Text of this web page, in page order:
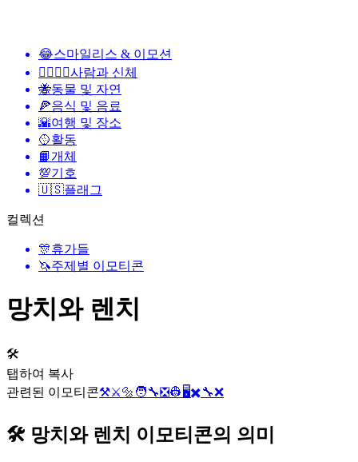
😂스마일리스 & 이모션
👩‍❤️‍💋‍👨사람과 신체
🐝동물 및 자연
🍕음식 및 음료
🌇여행 및 장소
🥎활동
📙개체
💯기호
🇺🇸플래그
컬렉션
🎊휴가들
🦄주제별 이모티콘
망치와 렌치
🛠️
탭하여 복사
관련된 이모티콘⚒️⚔️🔩 🧑‍🔧❎👷 🖥️✖️🔧❌
🛠️ 망치와 렌치 이모티콘의 의미